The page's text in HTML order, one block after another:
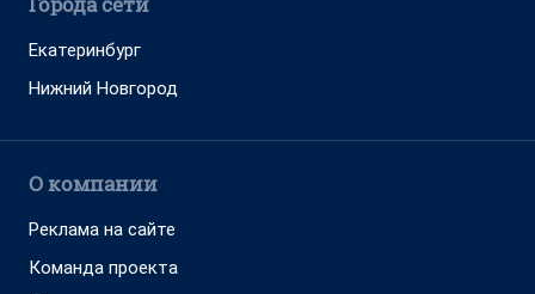
Екатеринбург
Нижний Новгород
О компании
Реклама на сайте
Команда проекта